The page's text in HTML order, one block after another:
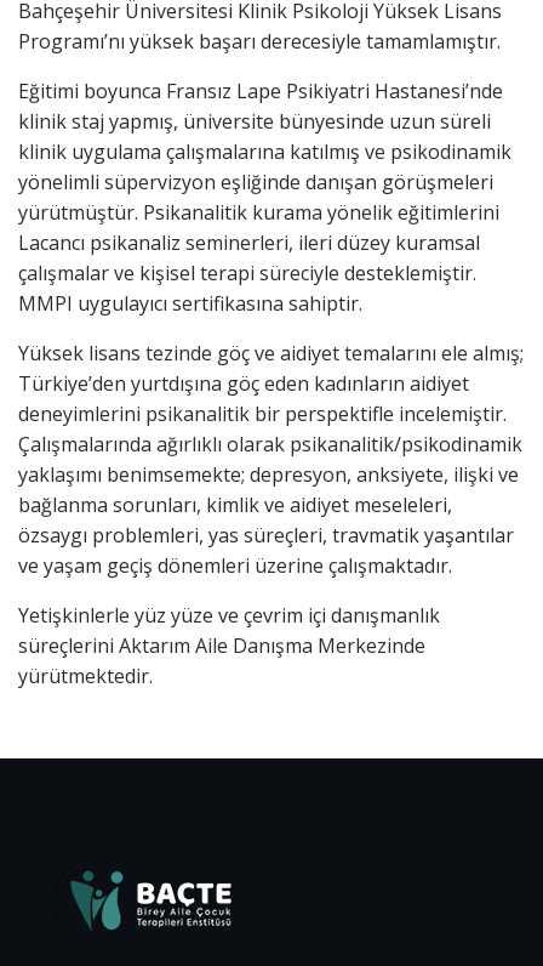
Bahçeşehir Üniversitesi Klinik Psikoloji Yüksek Lisans
Programı’nı yüksek başarı derecesiyle tamamlamıştır.
Eğitimi boyunca Fransız Lape Psikiyatri Hastanesi’nde
klinik staj yapmış, üniversite bünyesinde uzun süreli
klinik uygulama çalışmalarına katılmış ve psikodinamik
yönelimli süpervizyon eşliğinde danışan görüşmeleri
yürütmüştür. Psikanalitik kurama yönelik eğitimlerini
Lacancı psikanaliz seminerleri, ileri düzey kuramsal
çalışmalar ve kişisel terapi süreciyle desteklemiştir.
MMPI uygulayıcı sertifikasına sahiptir.
Yüksek lisans tezinde göç ve aidiyet temalarını ele almış;
Türkiye’den yurtdışına göç eden kadınların aidiyet
deneyimlerini psikanalitik bir perspektifle incelemiştir.
Çalışmalarında ağırlıklı olarak psikanalitik/psikodinamik
yaklaşımı benimsemekte; depresyon, anksiyete, ilişki ve
bağlanma sorunları, kimlik ve aidiyet meseleleri,
özsaygı problemleri, yas süreçleri, travmatik yaşantılar
ve yaşam geçiş dönemleri üzerine çalışmaktadır.
Yetişkinlerle yüz yüze ve çevrim içi danışmanlık
süreçlerini Aktarım Aile Danışma Merkezinde
yürütmektedir.